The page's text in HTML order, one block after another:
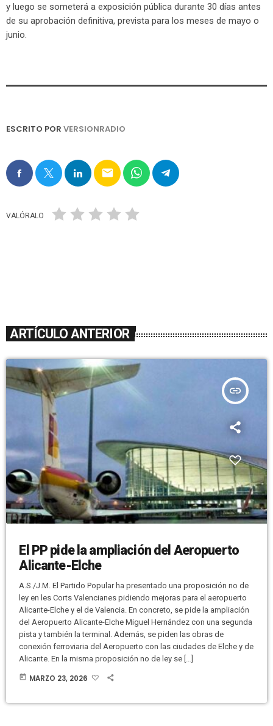
y luego se someterá a exposición pública durante 30 días antes
de su aprobación definitiva, prevista para los meses de mayo o
junio.
ESCRITO POR VERSIONRADIO
email
VALÓRALO
ARTÍCULO ANTERIOR
insert_link
El PP pide la ampliación del Aeropuerto
Alicante-Elche
A.S./J.M. El Partido Popular ha presentado una proposición no de
ley en les Corts Valencianes pidiendo mejoras para el aeropuerto
Alicante-Elche y el de Valencia. En concreto, se pide la ampliación
del Aeropuerto Alicante-Elche Miguel Hernández con una segunda
pista y también la terminal. Además, se piden las obras de
conexión ferroviaria del Aeropuerto con las ciudades de Elche y de
Alicante. En la misma proposición no de ley se […]
today MARZO 23, 2026